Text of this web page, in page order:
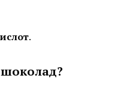
.